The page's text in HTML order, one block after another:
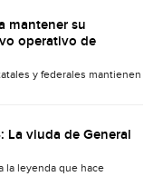
mantener su
operativo de
y federales mantienen
La viuda de General
la leyenda que hace